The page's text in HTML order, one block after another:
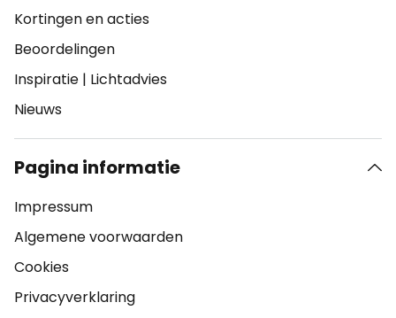
Kortingen en acties
Beoordelingen
Inspiratie | Lichtadvies
Nieuws
Pagina informatie
Impressum
Algemene voorwaarden
Cookies
Privacyverklaring